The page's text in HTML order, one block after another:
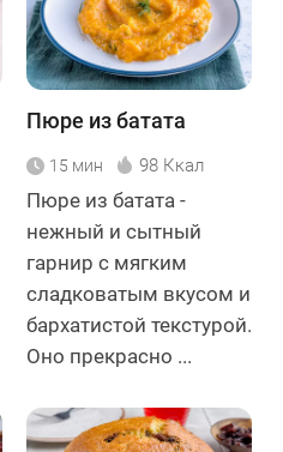
Пюре из батата
15 мин 98 Ккал
Пюре из батата -
нежный и сытный
гарнир с мягким
сладковатым вкусом и
бархатистой текстурой.
Оно прекрасно ...